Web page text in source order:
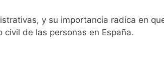
y su importancia radica en
de las personas en España.